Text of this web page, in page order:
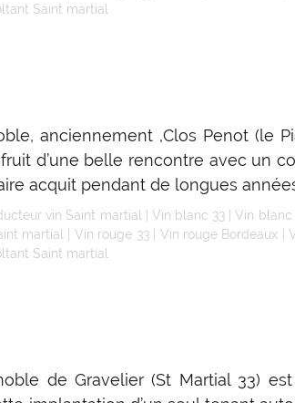
Saint martial
anciennement ,Clos Penot (le
d’une belle rencontre avec un
acquit pendant de longues
vin Saint martial Vin blanc 33 |Vin blanc
martial Vin rouge 33| Vin rouge Bordeaux |
Saint martial
de Gravelier (St Martial 33)